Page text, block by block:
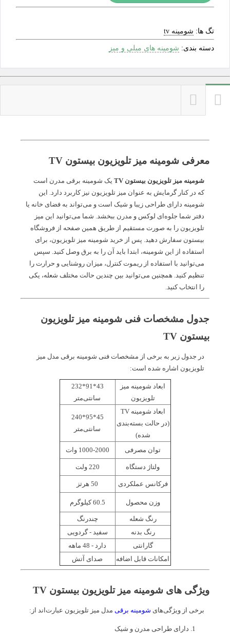
تگ ها: شومینه tv
دسته بندی: شومینه های مبلی و میز
معرفی شومینه میز تلویزیون بیستون TV
شومینه میز تلویزیون بیستون TV
یک شومینه برقی مدرن است
که در کنار گرمایش به عنوان میز تلویزیون نیز کاربرد دارد. این
شومینه دارای طراحی زیبا و شیک است و می‌تواند به فضای خانه یا
دفتر شما جلوه‌ای لوکس و مدرن ببخشد. شما می‌توانید این میز
تلویزیون را به صورت مستقیم از طریق همین صفحه از فروشگاه
بیستون سفارش دهید. پس از خرید شومینه میز تلویزیون، برای
استفاده از این شومینه، ابتدا باید آن را به برق وصل کنید. سپس
می‌توانید با استفاده از ریموت کنترل، میزان روشنایی و حرارت را
تنظیم کنید. همچنین می‌توانید بین چندین حالت مختلف شعله، یکی
را انتخاب کنید.
جدول مشخصات فنی شومینه میز تلویزیون
بیستون TV
در جدول زیر به برخی از مشخصات فنی شومینه برقی مدل میز
تلویزیون اشاره شده است:
ابعاد شومینه میز
تلویزیون
43*91*232
سانتی‌متر
ابعاد شومینه TV
(در حالت بسته‌بندی
شده)
45*95*240
سانتی‌متر
توان مصرفی 1000-2000 وات
ولتاژ دستگاه 220 ولت
فرکانس عملکردی 50 هرتز
وزن محصول 60.5 کیلوگرم
رنگ شعله
چندرنگ
رنگ بدنه
سفید - گردویی
گارانتی
دارد - 48 ماهه
امکانات قابل اضافه
صدای آتش
ویژگی های شومینه میز تلویزیون بیستون TV
برخی از ویژگی‌های شومینه برقی مدل میز تلویزیون عبارت‌اند از:
دارای طراحی مدرن و شیک